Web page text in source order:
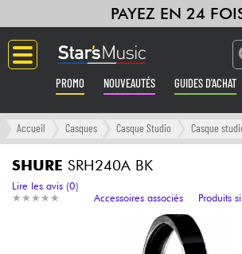
PAYEZ EN 24
PROMO NOUVEAUTÉS GUIDES D'ACHAT
Langue
Guitares & Basses
Amplis & Effets
Claviers & Pianos
Accueil Casques Casque Studio Casque
SHURE SRH240A BK
★ ★ ★ ★ ★
★ ★ ★ ★ ★
Lire les avis (0)
Accessoires associés
Produits